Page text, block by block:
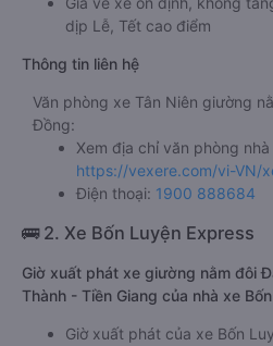
dịp Lễ, Tết cao điểm
Thông tin liên hệ
Văn phòng xe Tân Niên giường
Đồng:
Xem địa chỉ văn phòng
https://vexere.com/vi-VN/
Điện thoại: 1900 888684
🚌 2. Xe Bốn Luyện Express
Giờ xuất phát xe giường nằm đôi
Thành - Tiền Giang của nhà xe
Giờ xuất phát của xe Bốn